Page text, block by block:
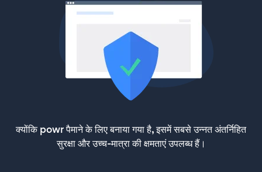
क्योंकि powr पैमाने के लिए बनाया गया है, इसमें सबसे उन्नत अंतर्निहित
सुरक्षा और उच्च-मात्रा की क्षमताएं उपलब्ध हैं।